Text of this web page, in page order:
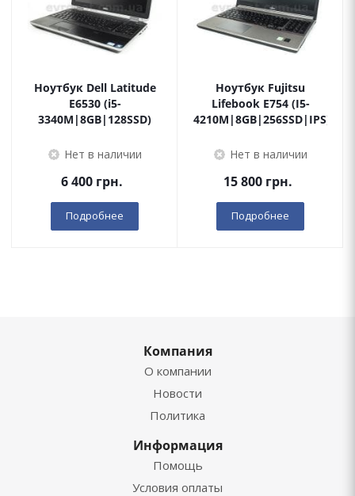
Ноутбук Dell Latitude
E6530 (i5-
3340M|8GB|128SSD)
Нет в наличии
6 400 грн.
Подробнее
Ноутбук Fujitsu
Lifebook E754 (I5-
4210M|8GB|256SSD|IPS)
Нет в наличии
15 800грн.
Подробнее
Компания
О компании
Новости
Политика
Информация
Помощь
Условия оплаты